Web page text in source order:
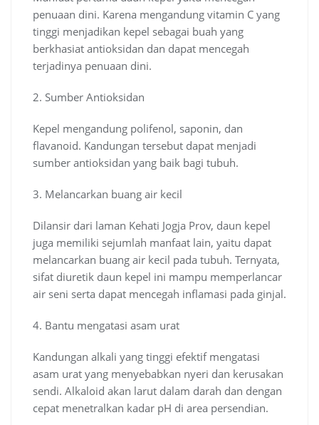
penuaan dini. Karena mengandung vitamin C yang
tinggi menjadikan kepel sebagai buah yang
berkhasiat antioksidan dan dapat mencegah
terjadinya penuaan dini.
2. Sumber Antioksidan
Kepel mengandung polifenol, saponin, dan
flavanoid. Kandungan tersebut dapat menjadi
sumber antioksidan yang baik bagi tubuh.
3. Melancarkan buang air kecil
Dilansir dari laman Kehati Jogja Prov, daun kepel
juga memiliki sejumlah manfaat lain, yaitu dapat
melancarkan buang air kecil pada tubuh. Ternyata,
sifat diuretik daun kepel ini mampu memperlancar
air seni serta dapat mencegah inflamasi pada ginjal.
4. Bantu mengatasi asam urat
Kandungan alkali yang tinggi efektif mengatasi
asam urat yang menyebabkan nyeri dan kerusakan
sendi. Alkaloid akan larut dalam darah dan dengan
cepat menetralkan kadar pH di area persendian.